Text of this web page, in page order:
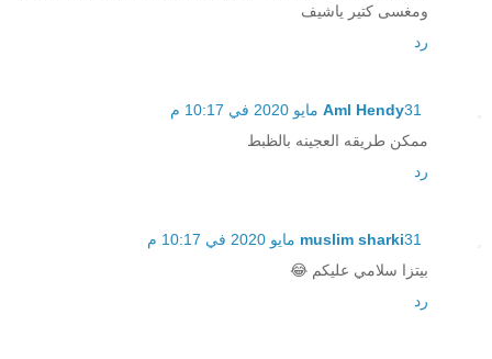
ومغسى كتير ياشيف
رد
Aml Hendy31 مايو 2020 في 10:17 م
ممكن طريقه العجينه بالظبط
رد
muslim sharki31 مايو 2020 في 10:17 م
بيتزا سلامي عليكم 😂
رد